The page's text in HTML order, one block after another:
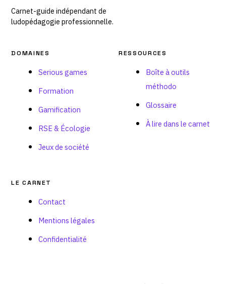
Carnet-guide indépendant de
ludopédagogie professionnelle.
DOMAINES
Serious games
Formation
Gamification
RSE & Écologie
Jeux de société
RESSOURCES
Boîte à outils
méthodo
Glossaire
À lire dans le carnet
LE CARNET
Contact
Mentions légales
Confidentialité